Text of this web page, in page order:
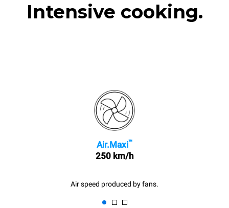
Intensive cooking.
Air.Maxi™
250 km/h
Air speed produced by fans.